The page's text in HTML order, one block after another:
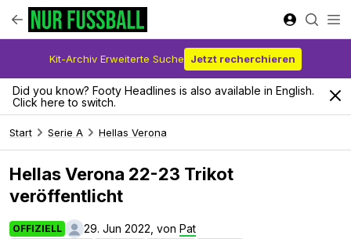
Kit-Archiv Erweiterte Suche Jetzt recherchieren
Did you know? Footy Headlines is also available in English.
Click here to switch.
Start Serie A Hellas Verona
Hellas Verona 22-23 Trikot
veröffentlicht
OFFIZIELL 29. Jun 2022, von Pat